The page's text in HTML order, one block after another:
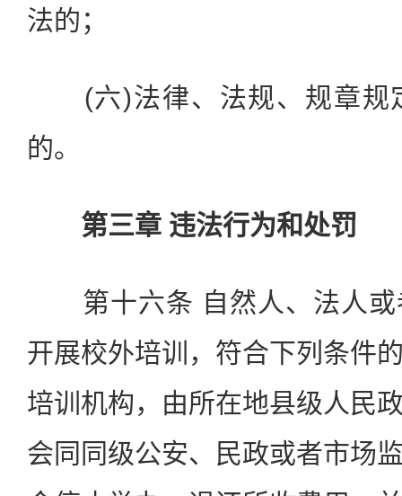
法的；
(六)法律、法规、规章规
的。
第三章 违法行为和处罚
第十六条 自然人、法人或
开展校外培训，符合下列条件
培训机构，由所在地县级人民
会同同级公安、民政或者市场